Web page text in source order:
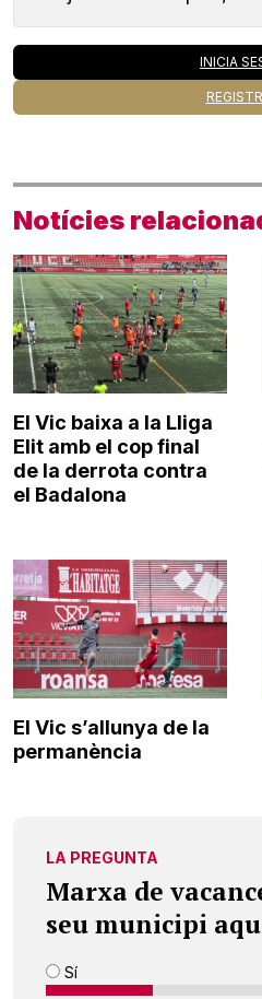
INICIA
Notícies
El Vic baixa a la Lliga
Elit amb el cop final
de la derrota contra
el Badalona
El Vic s’allunya de la
permanència
LA PREGUNTA
Marxa de
seu municipi
Sí